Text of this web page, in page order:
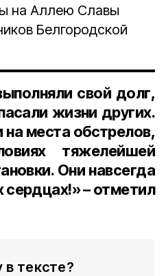
на Аллею Славы
Белгородской
свой долг,
жизни других.
места обстрелов,
тяжелейшей
Они навсегда
сердцах!» – отметил
тексте?